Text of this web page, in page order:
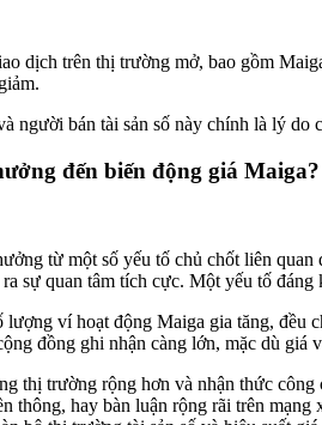
dịch trên thị trường mở, bao gồm
người bán tài sản số này chính là lý
đến biến động giá Maiga?
từ một số yếu tố chủ chốt liên
sự quan tâm tích cực. Một yếu tố
lượng ví hoạt động Maiga gia tăng, đều
đồng ghi nhận càng lớn, mặc dù giá
thị trường rộng hơn và nhận thức
thông, hay bàn luận rộng rãi trên